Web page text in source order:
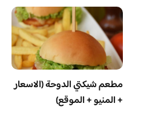
مطعم شيكتي الدوحة (الاسعار
+ المنيو + الموقع)